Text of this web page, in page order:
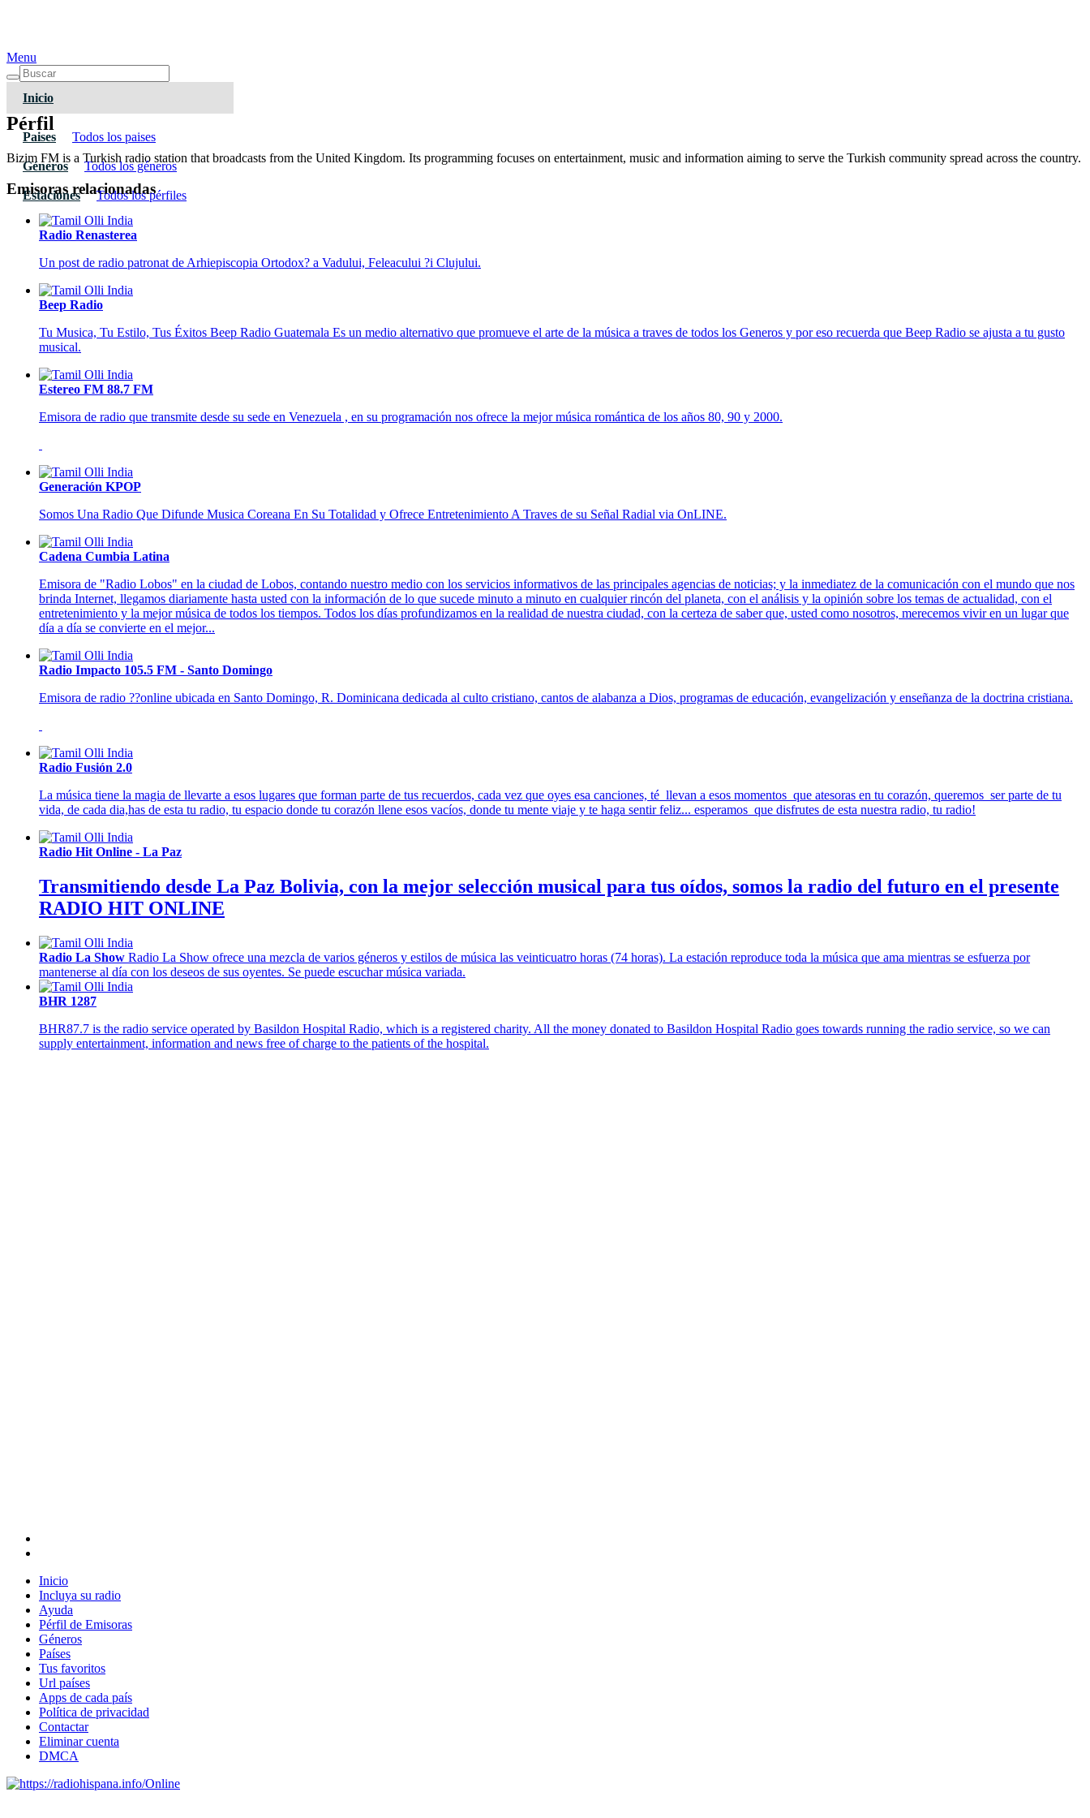
Menu
Inicio
Paises Todos los paises
Géneros Todos los géneros
Estaciones Todos los pérfiles
Pérfil
Bizim FM is a Turkish radio station that broadcasts from the United Kingdom. Its programming focuses on entertainment, music and information aiming to serve the Turkish community spread across the country.
Emisoras relacionadas
Radio Renasterea
Un post de radio patronat de Arhiepiscopia Ortodox? a Vadului, Feleacului ?i Clujului.
Beep Radio
Tu Musica, Tu Estilo, Tus Éxitos Beep Radio Guatemala Es un medio alternativo que promueve el arte de la música a traves de todos los Generos y por eso recuerda que Beep Radio se ajusta a tu gusto
musical.
Estereo FM 88.7 FM
Emisora de radio que transmite desde su sede en Venezuela , en su programación nos ofrece la mejor música romántica de los años 80, 90 y 2000.
Generación KPOP
Somos Una Radio Que Difunde Musica Coreana En Su Totalidad y Ofrece Entretenimiento A Traves de su Señal Radial via OnLINE.
Cadena Cumbia Latina
Emisora de "Radio Lobos" en la ciudad de Lobos, contando nuestro medio con los servicios informativos de las principales agencias de noticias; y la inmediatez de la comunicación con el mundo que nos
brinda Internet, llegamos diariamente hasta usted con la información de lo que sucede minuto a minuto en cualquier rincón del planeta, con el análisis y la opinión sobre los temas de actualidad, con el
entretenimiento y la mejor música de todos los tiempos. Todos los días profundizamos en la realidad de nuestra ciudad, con la certeza de saber que, usted como nosotros, merecemos vivir en un lugar que
día a día se convierte en el mejor...
Radio Impacto 105.5 FM - Santo Domingo
Emisora de radio ??online ubicada en Santo Domingo, R. Dominicana dedicada al culto cristiano, cantos de alabanza a Dios, programas de educación, evangelización y enseñanza de la doctrina cristiana.
Radio Fusión 2.0
La música tiene la magia de llevarte a esos lugares que forman parte de tus recuerdos, cada vez que oyes esa canciones, té llevan a esos momentos que atesoras en tu corazón, queremos ser parte de tu
vida, de cada dia,has de esta tu radio, tu espacio donde tu corazón llene esos vacíos, donde tu mente viaje y te haga sentir feliz... esperamos que disfrutes de esta nuestra radio, tu radio!
Radio Hit Online - La Paz
Transmitiendo desde La Paz Bolivia, con la mejor selección musical para tus oídos, somos la radio del futuro en el presente
RADIO HIT ONLINE
Radio La Show Radio La Show ofrece una mezcla de varios géneros y estilos de música las veinticuatro horas (74 horas). La estación reproduce toda la música que ama mientras se esfuerza por
mantenerse al día con los deseos de sus oyentes. Se puede escuchar música variada.
BHR 1287
BHR87.7 is the radio service operated by Basildon Hospital Radio, which is a registered charity. All the money donated to Basildon Hospital Radio goes towards running the radio service, so we can
supply entertainment, information and news free of charge to the patients of the hospital.
Inicio
Incluya su radio
Ayuda
Pérfil de Emisoras
Géneros
Países
Tus favoritos
Url países
Apps de cada país
Política de privacidad
Contactar
Eliminar cuenta
DMCA
Online